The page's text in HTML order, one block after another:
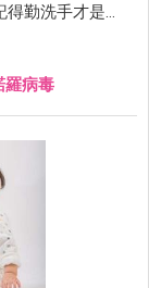
勤洗手才是王
羅病毒